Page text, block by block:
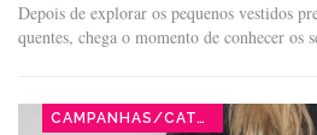
Depois de explorar os pequenos vestidos
quentes, chega o momento de conhecer os
CAMPANHAS/CATÁLOGOS